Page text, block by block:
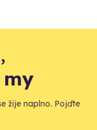
žije naplno. Pojďte